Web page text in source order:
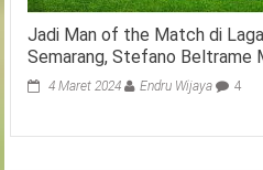
Jadi Man of the Match di
Semarang, Stefano Beltrame
4 Maret 2024 Endru Wijaya 4